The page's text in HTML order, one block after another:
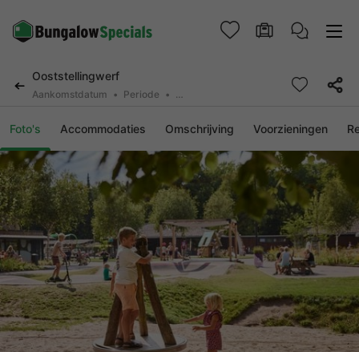
Ooststellingwerf
Aankomstdatum Periode 2 personen, 0 huisdier
Foto's Accommodaties Omschrijving Voorzieningen